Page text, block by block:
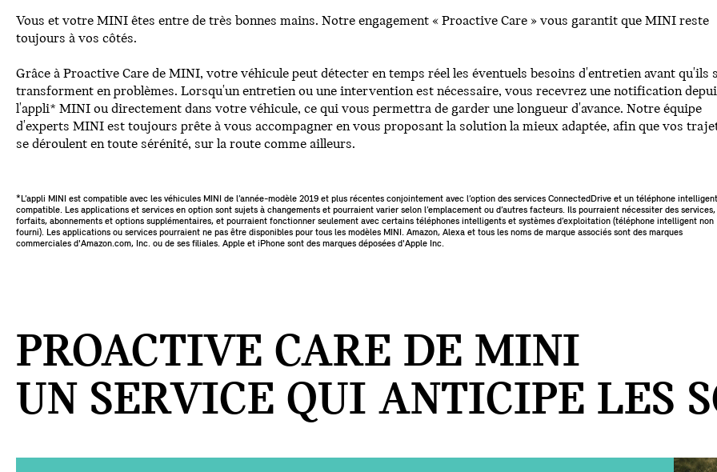
Vous et votre MINI êtes entre de très bonnes mains. Notre engagement « Proactive Care » vous garantit que MINI reste
toujours à vos côtés.
Grâce à Proactive Care de MINI, votre véhicule peut détecter en temps réel les éventuels besoins d'entretien avant qu'ils
transforment en problèmes. Lorsqu'un entretien ou une intervention est nécessaire, vous recevrez une notification
l'appli* MINI ou directement dans votre véhicule, ce qui vous permettra de garder une longueur d'avance. Notre équipe
d'experts MINI est toujours prête à vous accompagner en vous proposant la solution la mieux adaptée, afin que vos
se déroulent en toute sérénité, sur la route comme ailleurs.
*L’appli MINI est compatible avec les véhicules MINI de l’année-modèle 2019 et plus récentes conjointement avec l’option des services ConnectedDrive et un téléphone intelligent
compatible. Les applications et services en option sont sujets à changements et pourraient varier selon l’emplacement ou d’autres facteurs. Ils pourraient nécessiter des services,
forfaits, abonnements et options supplémentaires, et pourraient fonctionner seulement avec certains téléphones intelligents et systèmes d’exploitation (téléphone intelligent non
fourni). Les applications ou services pourraient ne pas être disponibles pour tous les modèles MINI. Amazon, Alexa et tous les noms de marque associés sont des marques
commerciales d'Amazon.com, Inc. ou de ses filiales. Apple et iPhone sont des marques déposées d'Apple Inc.
PROACTIVE CARE DE MINI
UN SERVICE QUI ANTICIPE LES